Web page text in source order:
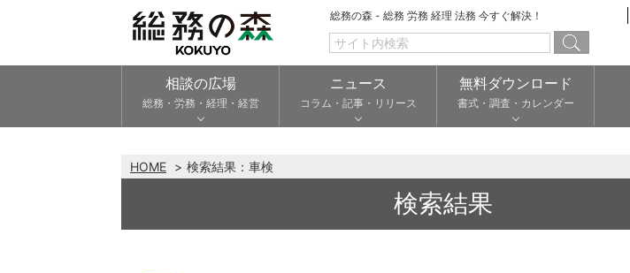
総務の森 - 総務 労務 経理 法務 今すぐ解決！
相談の広場
総務・労務・経理・経営
ニュース
コラム・記事・リリース
無料ダウンロード
書式・調査・カレンダー
HOME 検索結果： 車検
検索結果